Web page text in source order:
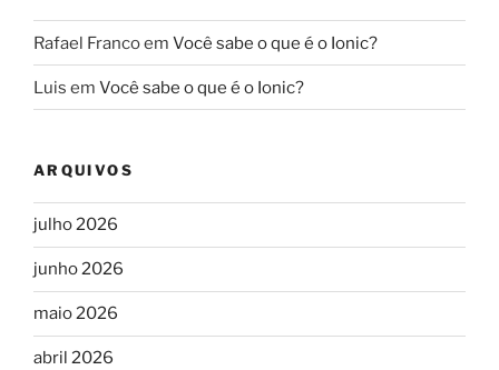
Rafael Francoem Você sabe o que é o Ionic?
Luis em Você sabe o que é o Ionic?
ARQUIVOS
julho 2026
junho 2026
maio 2026
abril 2026